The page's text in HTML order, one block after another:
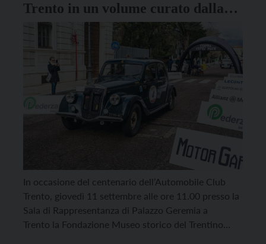
Trento in un volume curato dalla
Fondazione Museo storico
In occasione del centenario dell’Automobile Club
Trento, giovedì 11 settembre alle ore 11.00 presso la
Sala di Rappresentanza di Palazzo Geremia a
Trento la Fondazione Museo storico del Trentino